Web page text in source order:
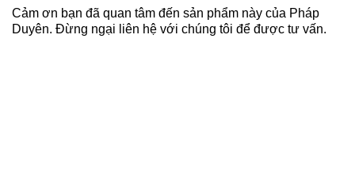
Cảm ơn bạn đã quan tâm đến sản phẩm này của Pháp
Duyên. Đừng ngại liên hệ với chúng tôi để được tư vấn.